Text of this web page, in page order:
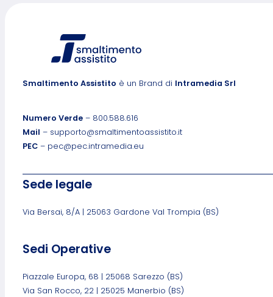
Smaltimento Assistito è un Brand di Intramedia Srl
Numero Verde– 800.588.616
Mail – supporto@smaltimentoassistito.it
PEC– pec@pec.intramedia.eu
Sede legale
Via Bersai, 8/A | 25063 Gardone Val Trompia (BS)
Sedi Operative
Piazzale Europa, 68 | 25068 Sarezzo (BS)
Via San Rocco, 22 | 25025 Manerbio (BS)